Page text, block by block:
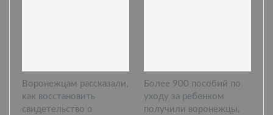
Воронежцам рассказали,
как восстановить
свидетельство о
Более 900 пособий по
уходу за ребенком
получили воронежцы,